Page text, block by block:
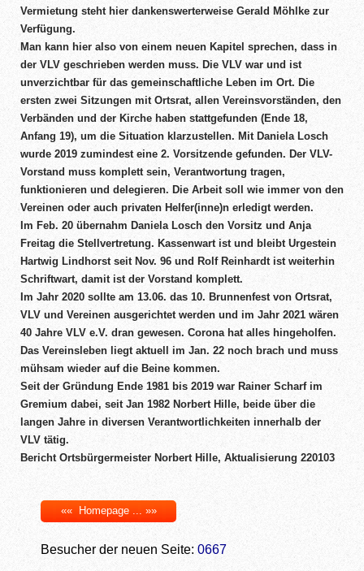
Vermietung steht hier dankenswerterweise Gerald Möhlke zur
Verfügung.
Man kann hier also von einem neuen Kapitel sprechen, dass in
der VLV geschrieben werden muss. Die VLV war und ist
unverzichtbar für das gemeinschaftliche Leben im Ort. Die
ersten zwei Sitzungen mit Ortsrat, allen Vereinsvorständen, den
Verbänden und der Kirche haben stattgefunden (Ende 18,
Anfang 19), um die Situation klarzustellen. Mit Daniela Losch
wurde 2019 zumindest eine 2. Vorsitzende gefunden. Der VLV-
Vorstand muss komplett sein, Verantwortung tragen,
funktionieren und delegieren. Die Arbeit soll wie immer von den
Vereinen oder auch privaten Helfer(inne)n erledigt werden.
Im Feb. 20 übernahm Daniela Losch den Vorsitz und Anja
Freitag die Stellvertretung. Kassenwart ist und bleibt Urgestein
Hartwig Lindhorst seit Nov. 96 und Rolf Reinhardt ist weiterhin
Schriftwart, damit ist der Vorstand komplett.
Im Jahr 2020 sollte am 13.06. das 10. Brunnenfest von Ortsrat,
VLV und Vereinen ausgerichtet werden und im Jahr 2021 wären
40 Jahre VLV e.V. dran gewesen. Corona hat alles hingeholfen.
Das Vereinsleben liegt aktuell im Jan. 22 noch brach und muss
mühsam wieder auf die Beine kommen.
Seit der Gründung Ende 1981 bis 2019 war Rainer Scharf im
Gremium dabei, seit Jan 1982 Norbert Hille, beide über die
langen Jahre in diversen Verantwortlichkeiten innerhalb der
VLV tätig.
Bericht Ortsbürgermeister Norbert Hille, Aktualisierung 220103
«« Homepage ... »»
Besucher der neuen Seite: 0667